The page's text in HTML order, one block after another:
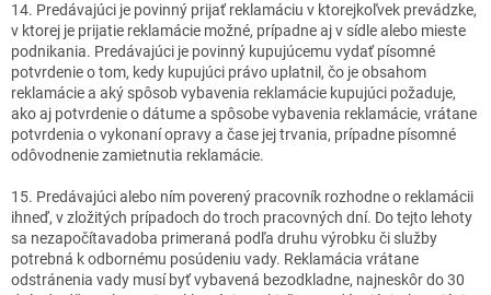
14. Predávajúci je povinný prijať reklamáciu v ktorejkoľvek prevádzke,
v ktorej je prijatie reklamácie možné, prípadne aj v sídle alebo mieste
podnikania. Predávajúci je povinný kupujúcemu vydať písomné
potvrdenie o tom, kedy kupujúci právo uplatnil, čo je obsahom
reklamácie a aký spôsob vybavenia reklamácie kupujúci požaduje,
ako aj potvrdenie o dátume a spôsobe vybavenia reklamácie, vrátane
potvrdenia o vykonaní opravy a čase jej trvania, prípadne písomné
odôvodnenie zamietnutia reklamácie.
15. Predávajúci alebo ním poverený pracovník rozhodne o reklamácii
ihneď, v zložitých prípadoch do troch pracovných dní. Do tejto lehoty
sa nezapočítavadoba primeraná podľa druhu výrobku či služby
potrebná k odbornému posúdeniu vady. Reklamácia vrátane
odstránenia vady musí byť vybavená bezodkladne, najneskôr do 30